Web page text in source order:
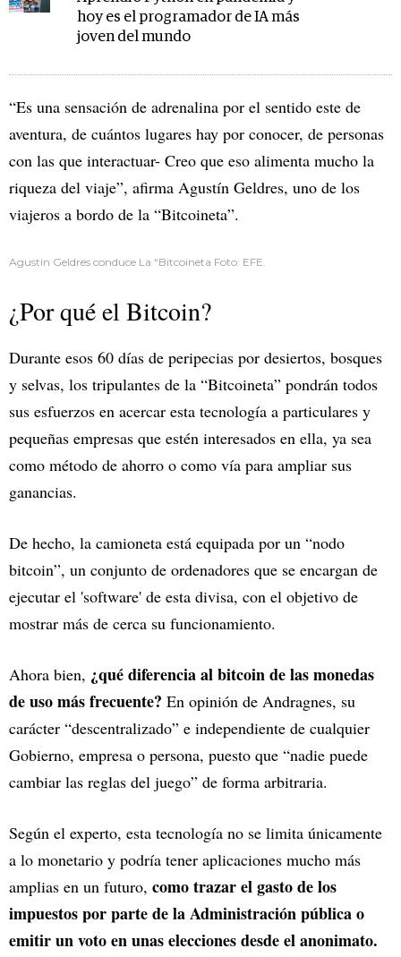
hoy es el programador de IA más
joven del mundo
“Es una sensación de adrenalina por el sentido este de
aventura, de cuántos lugares hay por conocer, de personas
con las que interactuar- Creo que eso alimenta mucho la
riqueza del viaje”, afirma Agustín Geldres, uno de los
viajeros a bordo de la “Bitcoineta”.
Agustín Geldres conduce La “Bitcoineta Foto: EFE.
¿Por qué el Bitcoin?
Durante esos 60 días de peripecias por desiertos, bosques
y selvas, los tripulantes de la “Bitcoineta” pondrán todos
sus esfuerzos en acercar esta tecnología a particulares y
pequeñas empresas que estén interesados en ella, ya sea
como método de ahorro o como vía para ampliar sus
ganancias.
De hecho, la camioneta está equipada por un “nodo
bitcoin”, un conjunto de ordenadores que se encargan de
ejecutar el 'software' de esta divisa, con el objetivo de
mostrar más de cerca su funcionamiento.
Ahora bien, ¿qué diferencia al bitcoin de las monedas
de uso más frecuente? En opinión de Andragnes, su
carácter “descentralizado” e independiente de cualquier
Gobierno, empresa o persona, puesto que “nadie puede
cambiar las reglas del juego” de forma arbitraria.
Según el experto, esta tecnología no se limita únicamente
a lo monetario y podría tener aplicaciones mucho más
amplias en un futuro, como trazar el gasto de los
impuestos por parte de la Administración pública o
emitir un voto en unas elecciones desde el anonimato.